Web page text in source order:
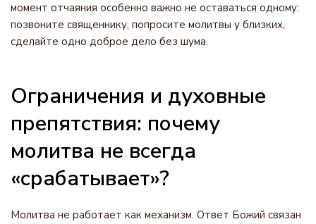
момент отчаяния особенно важно не оставаться одному:
позвоните священнику, попросите молитвы у близких,
сделайте одно доброе дело без шума.
Ограничения и духовные
препятствия: почему
молитва не всегда
«срабатывает»?
Молитва не работает как механизм. Ответ Божий связан